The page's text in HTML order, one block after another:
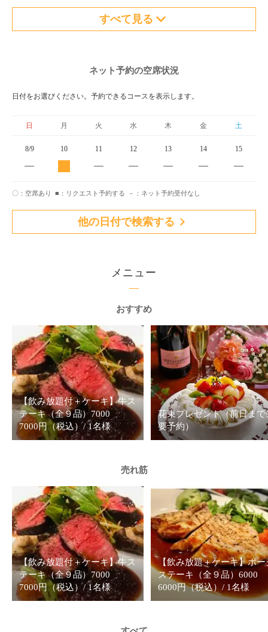
すべて見る
ネット予約の空席状況
日付をお選びください。予約できるコースを表示します。
日 月 火 水 木 金 土
8/9 10 11 12 13 14 15
〇：空席あり ■：リクエスト予約する －：ネット予約受付なし
他の日付で検索する
メニュー
おすすめ
【飲み放題付＋ケーキ】牛ス
テーキ（全９品）7000
7000円（税込）/ 1名様
花束プレゼント（前日まで
要予約）
売れ筋
【飲み放題付＋ケーキ】牛ス
テーキ（全９品）7000
7000円（税込）/ 1名様
【飲み放題＋ケーキ】ポー
ステーキ（全９品）6000
6000円（税込）/ 1名様